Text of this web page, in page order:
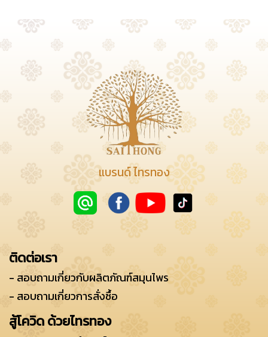
แบรนด์ ไทรทอง
ติดต่อเรา
- สอบถามเกี่ยวกับผลิตภัณฑ์สมุนไพร
- สอบถามเกี่ยวการสั่งซื้อ
สู้โควิด ด้วยไทรทอง